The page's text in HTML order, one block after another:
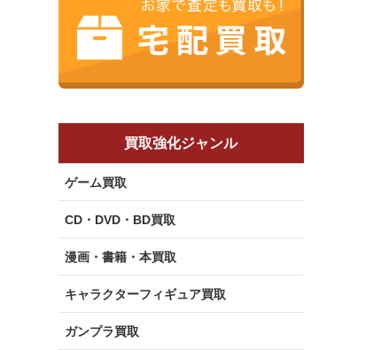
買取強化ジャンル
ゲーム買取
CD・DVD・BD買取
漫画・書籍・本買取
キャラクターフィギュア買取
ガンプラ買取